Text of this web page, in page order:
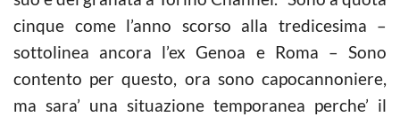
cinque come l’anno scorso alla tredicesima –
sottolinea ancora l’ex Genoa e Roma – Sono
contento per questo, ora sono capocannoniere,
ma sara’ una situazione temporanea perche’ il